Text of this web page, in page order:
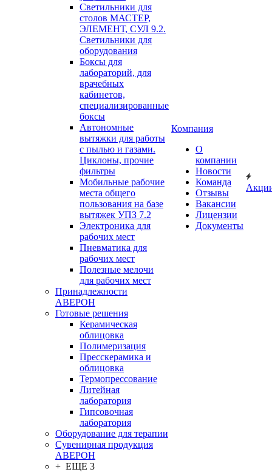
Светильники для
столов МАСТЕР,
ЭЛЕМЕНТ, СУЛ 9.2.
Светильники для
оборудования
Боксы для
лабораторий, для
врачебных
кабинетов,
специализированные
боксы
Автономные
вытяжки для работы
с пылью и газами.
Циклоны, прочие
фильтры
Мобильные рабочие
места общего
пользования на базе
вытяжек УПЗ 7.2
Электроника для
рабочих мест
Пневматика для
рабочих мест
Полезные мелочи
для рабочих мест
Принадлежности
АВЕРОН
Готовые решения
Керамическая
облицовка
Полимеризация
Пресскерамика и
облицовка
Термопрессование
Литейная
лаборатория
Гипсовочная
лаборатория
Оборудование для терапии
Сувенирная продукция
АВЕРОН
+ ЕЩЕ 3
Компания
О
компании
Новости
Команда
Отзывы
Вакансии
Лицензии
Документы